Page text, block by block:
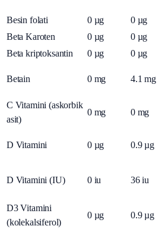
Besin folati 0 µg 0 µg
Beta Karoten
0 µg 0 µg
Beta kriptoksantin
0 µg 0 µg
Betain 0 mg 4.1 mg
C Vitamini (askorbik
asit)
0 mg 0 mg
D Vitamini 0 µg 0.9 µg
D Vitamini (IU) 0 iu 36 iu
D3 Vitamini
(kolekalsiferol)
0 µg 0.9 µg